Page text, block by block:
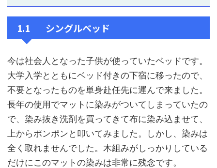
1.1 シングルベッド
今は社会人となった子供が使っていたベッドです。
大学入学とともにベッド付きの下宿に移ったので、
不要となったものを単身赴任先に運んで来ました。
長年の使用でマットに染みがついてしまっていたの
で、染み抜き洗剤を買ってきて布に染み込ませて、
上からポンポンと叩いてみました。しかし、染みは
全く取れませんでした。木組みがしっかりしている
だけにこのマットの染みは非常に残念です。